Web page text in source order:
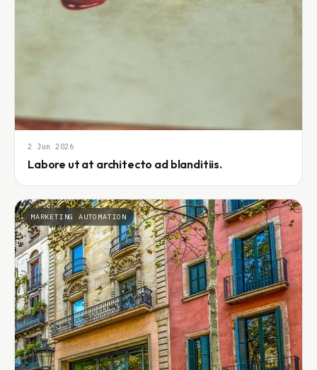
2 Jun 2026
Labore ut at architecto ad blanditiis.
MARKETING AUTOMATION